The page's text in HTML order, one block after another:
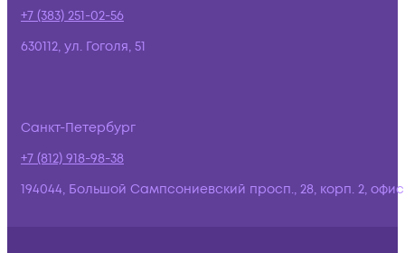
+7 (383) 251-02-56
630112, ул. Гоголя, 51
Санкт-Петербург
+7 (812) 918-98-38
194044, Большой Сампсониевский просп., 28, корп. 2,